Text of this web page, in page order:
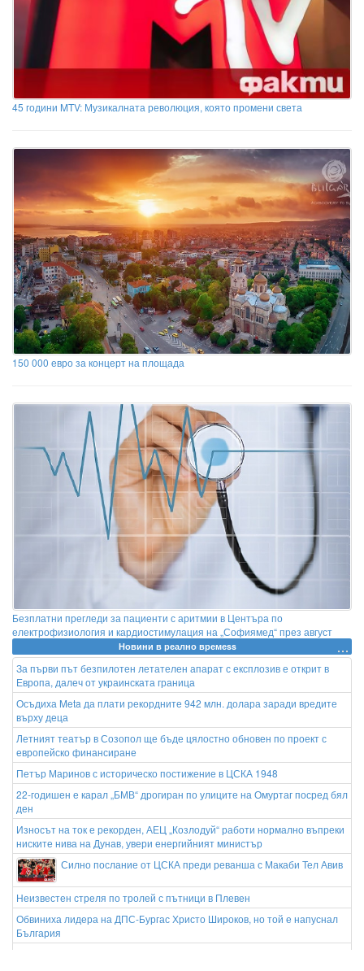
45 години MTV: Музикалната революция, която промени света
150 000 евро за концерт на площада
Безплатни прегледи за пациенти с аритмии в Центъра по
електрофизиология и кардиостимулация на „Софиямед“ през август
Новини в реално времеss
За първи път безпилотен летателен апарат с експлозив е открит в
Европа, далеч от украинската граница
Осъдиха Meta да плати рекордните 942 млн. долара заради вредите
върху деца
Летният театър в Созопол ще бъде цялостно обновен по проект с
европейско финансиране
Петър Маринов с историческо постижение в ЦСКА 1948
22-годишен е карал „БМВ“ дрогиран по улиците на Омуртаг посред бял
ден
Износът на ток е рекорден, АЕЦ „Козлодуй“ работи нормално въпреки
ниските нива на Дунав, увери енергийният министър
Силно послание от ЦСКА преди реванша с Макаби Тел Авив
Неизвестен стреля по тролей с пътници в Плевен
Обвиниха лидера на ДПС-Бургас Христо Широков, но той е напуснал
България